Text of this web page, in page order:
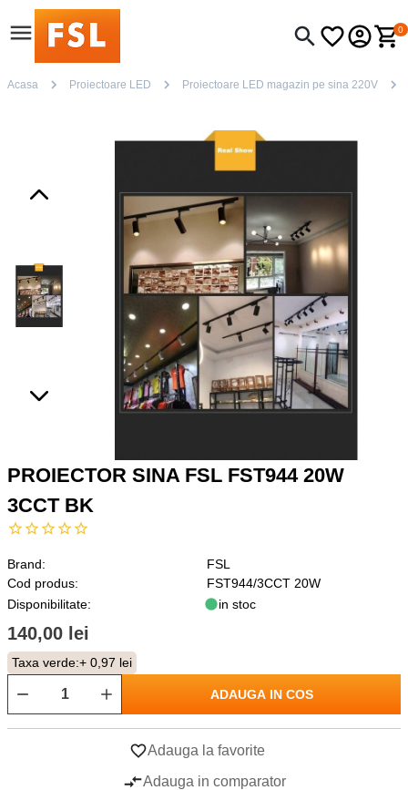
0
Acasa Proiectoare LED Proiectoare LED magazin pe sina 220V
PROIECTOR SINA FSL FST944 20W
3CCT BK
Brand:
FSL
Cod produs:
FST944/3CCT 20W
Disponibilitate:
in stoc
140,00 lei
Taxa verde:+ 0,97 lei
ADAUGA IN COS
Adauga la favorite
Adauga in comparator